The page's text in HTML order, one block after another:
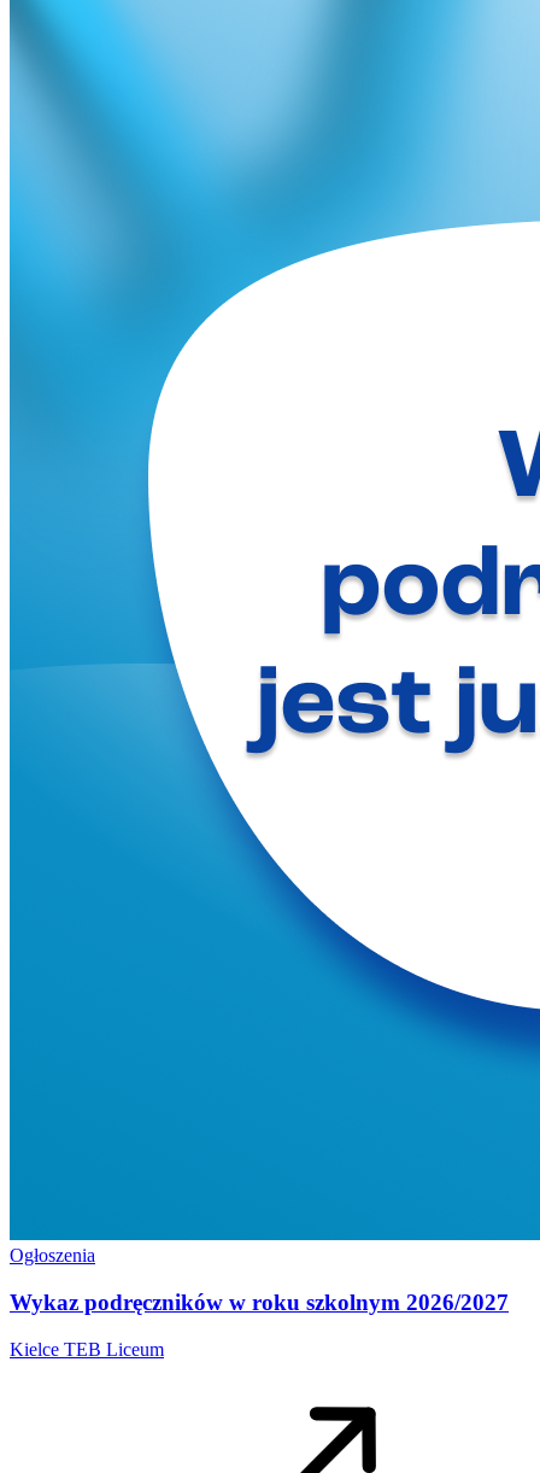
Ogłoszenia
Wykaz podręczników w roku szkolnym 2026/2027
Kielce TEB Liceum